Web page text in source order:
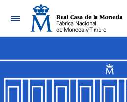
Navegación